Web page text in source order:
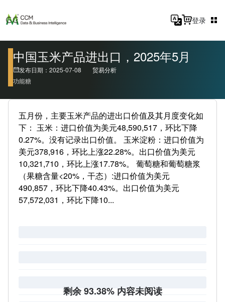
登录
中国玉米产品进出口，2025年5月
发布日期：2025-07-08
贸易分析
功能糖
五月份，主要玉米产品的进出口价值及其月度变化如
下： 玉米：进口价值为美元48,590,517，环比下降
0.27%。没有记录出口价值。 玉米淀粉：进口价值为
美元378,916，环比上涨22.28%。出口价值为美元
10,321,710，环比上涨17.78%。 葡萄糖和葡萄糖浆
（果糖含量<20%，干态）:进口价值为美元
490,857，环比下降40.43%。出口价值为美元
57,572,031，环比下降10...
剩余 93.38% 内容未阅读